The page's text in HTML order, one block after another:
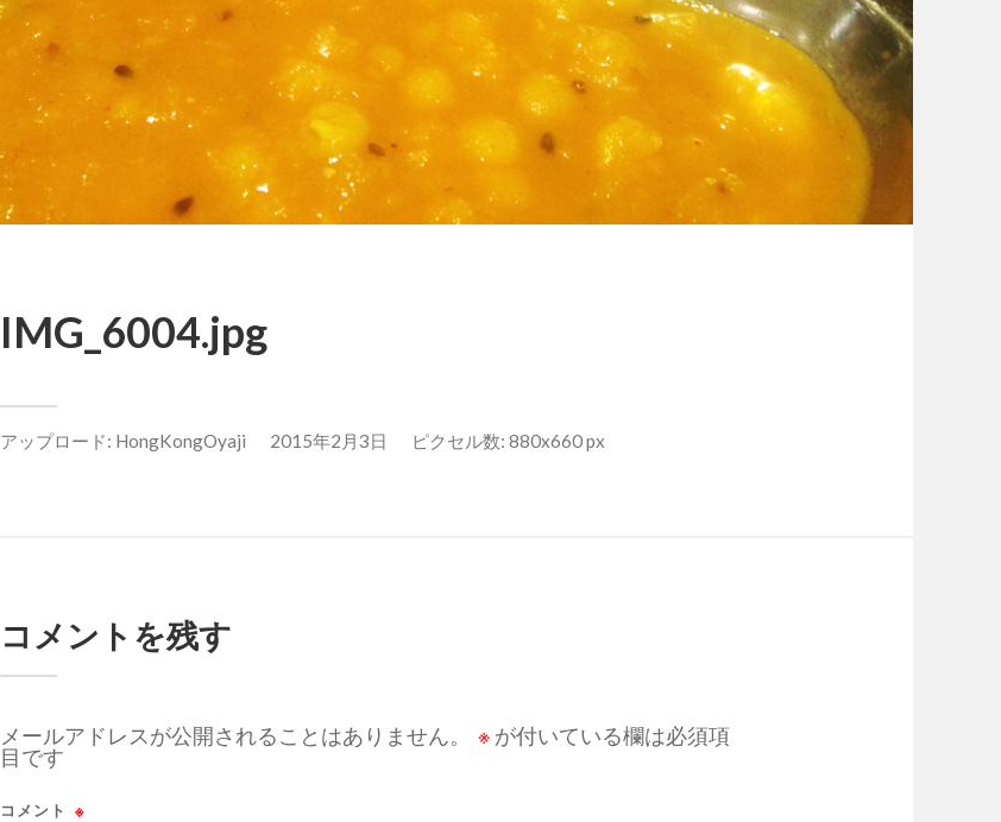
IMG_6004.jpg
アップロード: HongKongOyaji 2015年2月3日 ピクセル数: 880x660 px
コメントを残す
メールアドレスが公開されることはありません。 ※ が付いている欄は必須項
目です
コメント ※